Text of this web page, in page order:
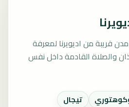
قريبة من اديويرنا لمعرفة
والصلاة القادمة داخل نفس
تيجال